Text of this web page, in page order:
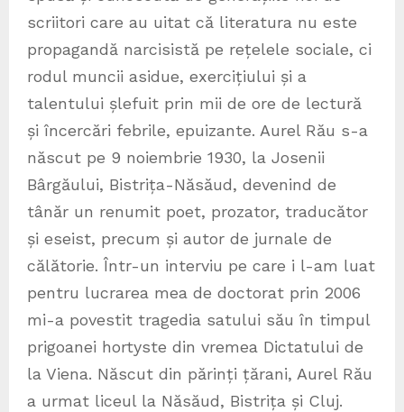
scriitori care au uitat că literatura nu este
propagandă narcisistă pe rețelele sociale, ci
rodul muncii asidue, exercițiului și a
talentului șlefuit prin mii de ore de lectură
și încercări febrile, epuizante. Aurel Rău s-a
născut pe 9 noiembrie 1930, la Josenii
Bârgăului, Bistrița-Năsăud, devenind de
tânăr un renumit poet, prozator, traducător
și eseist, precum și autor de jurnale de
călătorie. Într-un interviu pe care i l-am luat
pentru lucrarea mea de doctorat prin 2006
mi-a povestit tragedia satului său în timpul
prigoanei hortyste din vremea Dictatului de
la Viena. Născut din părinți țărani, Aurel Rău
a urmat liceul la Năsăud, Bistrița și Cluj.